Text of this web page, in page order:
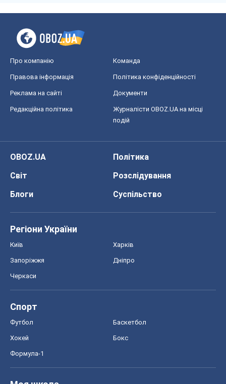
Про компанію Команда
Правова інформація Політика конфіденційності
Реклама на сайті Документи
Редакційна політика
Журналісти OBOZ.UA на місці
подій
OBOZ.UA
Політика
Світ
Розслідування
Блоги
Суспільство
Регіони України
Київ Харків
Запоріжжя Дніпро
Черкаси
Спорт
Футбол Баскетбол
Хокей Бокс
Формула-1